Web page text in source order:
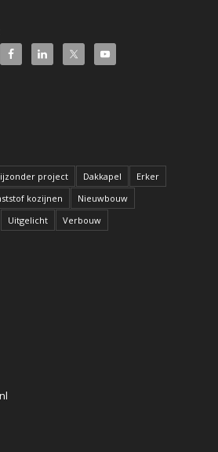
project Dakkapel
Erker
kozijnen
Nieuwbouw
Uitgelicht Verbouw